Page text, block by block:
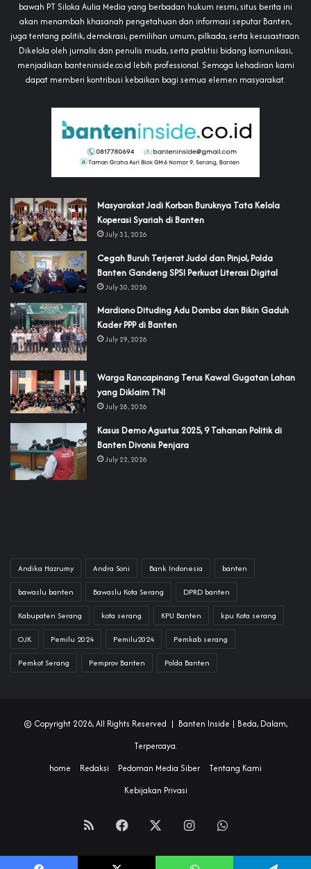
bawah PT Siloka Aulia Media yang berbadan hukum resmi, situs berita ini
akan menambah khasanah pengetahuan dan informasi seputar Banten,
juga tentang politik, demokrasi, pemilihan umum, pilkada, serta kesusastraan.
Dikelola oleh jurnalis dan penulis muda, serta praktisi bidang komunikasi,
menjadikan banteninside.co.id lebih professional. Semoga kehadiran kami
dapat memberi kontribusi kebaikan bagi semua elemen masyarakat.
‎Masyarakat Jadi Korban Buruknya Tata Kelola
Koperasi Syariah di Banten
July 31, 2026
Cegah Buruh Terjerat Judol dan Pinjol, Polda
Banten Gandeng SPSI Perkuat Literasi Digital
July 30, 2026
‎Mardiono Dituding Adu Domba dan Bikin Gaduh
Kader PPP di Banten
July 29, 2026
‎Warga Rancapinang Terus Kawal Gugatan Lahan
yang Diklaim TNI‎‎
July 28, 2026
‎Kasus Demo Agustus 2025, 9 Tahanan Politik di
Banten Divonis Penjara
July 22, 2026
Andika Hazrumy Andra Soni Bank Indonesia banten
bawaslu banten Bawaslu Kota Serang DPRD banten
Kabupaten Serang kota serang KPU Banten kpu Kota serang
OJK Pemilu 2024 Pemilu2024 Pemkab serang
Pemkot Serang Pemprov Banten Polda Banten
© Copyright 2026, All Rights Reserved | Banten Inside | Beda, Dalam,
Terpercaya.
home
Redaksi Pedoman Media Siber
Tentang Kami
Kebijakan Privasi
RSS Facebook InstagramWhatsApp